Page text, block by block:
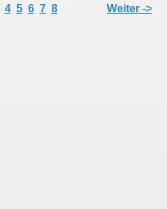
4 5 6 7 8 Weiter ->